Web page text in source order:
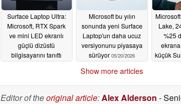
Surface Laptop Ultra:
Microsoft, RTX Spark
ve mini LED ekranlı
güçlü dizüstü
bilgisayarını tanıttı
Microsoft bu yılın
sonunda yeni Surface
Laptop'un daha ucuz
versiyonunu piyasaya
sürüyor 05/20/2026
Lake,
%25
küçük
Show more articles
Editor of theoriginal article:Alex Alderson -